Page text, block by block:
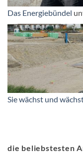
Das Energiebündel
Sie wächst und
die beliebstesten